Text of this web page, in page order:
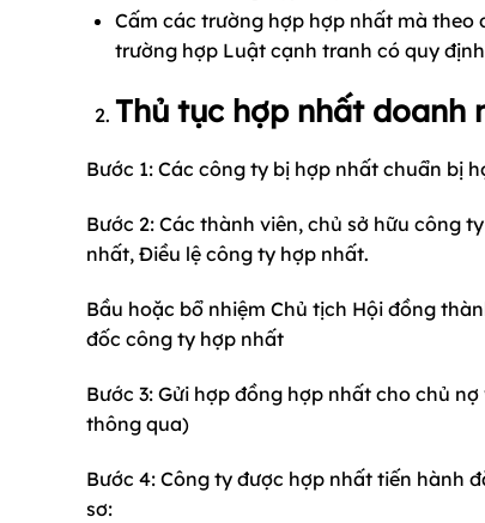
Cấm các trường hợp hợp nhất mà
trường hợp Luật cạnh tranh có quy
Thủ tục hợp nhất doanh
Bước 1: Các công ty bị hợp nhất chuẩn bị
Bước 2: Các thành viên, chủ sở hữu công
nhất, Điều lệ công ty hợp nhất.
Bầu hoặc bổ nhiệm Chủ tịch Hội đồng
đốc công ty hợp nhất
Bước 3: Gửi hợp đồng hợp nhất cho chủ
thông qua)
Bước 4: Công ty được hợp nhất tiến hành
sơ: